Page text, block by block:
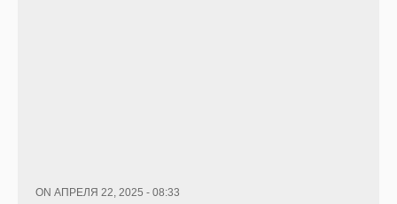
ON АПРЕЛЯ 22, 2025 - 08:33